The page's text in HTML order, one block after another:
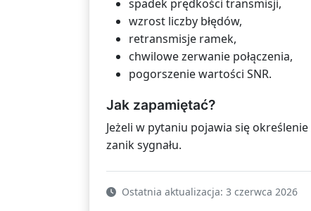
spadek prędkości transmisji,
wzrost liczby błędów,
retransmisje ramek,
chwilowe zerwanie połączenia,
pogorszenie wartości SNR.
Jak zapamiętać?
Jeżeli w pytaniu pojawia się określenie
zanik sygnału.
Ostatnia aktualizacja: 3 czerwca 2026